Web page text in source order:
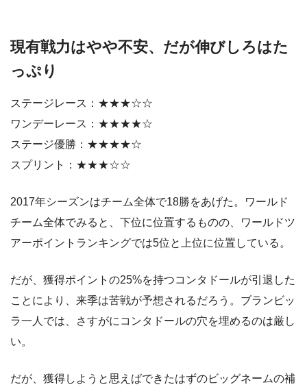
現有戦力はやや不安、だが伸びしろはた
っぷり
ステージレース：★★★☆☆
ワンデーレース：★★★★☆
ステージ優勝：★★★★☆
スプリント：★★★☆☆
2017年シーズンはチーム全体で18勝をあげた。ワールド
チーム全体でみると、下位に位置するものの、ワールドツ
アーポイントランキングでは5位と上位に位置している。
だが、獲得ポイントの25%を持つコンタドールが引退した
ことにより、来季は苦戦が予想されるだろう。ブランビッ
ラ一人では、さすがにコンタドールの穴を埋めるのは厳し
い。
だが、獲得しようと思えばできたはずのビッグネームの補